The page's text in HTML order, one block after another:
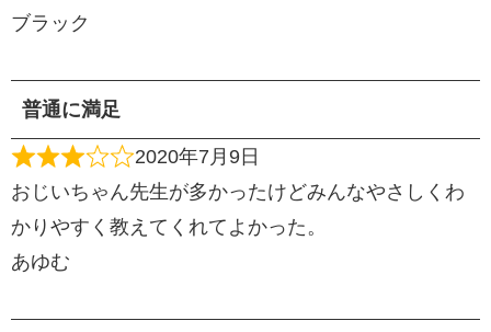
ブラック
普通に満足
2020年7月9日
おじいちゃん先生が多かったけどみんなやさしくわ
かりやすく教えてくれてよかった。
あゆむ